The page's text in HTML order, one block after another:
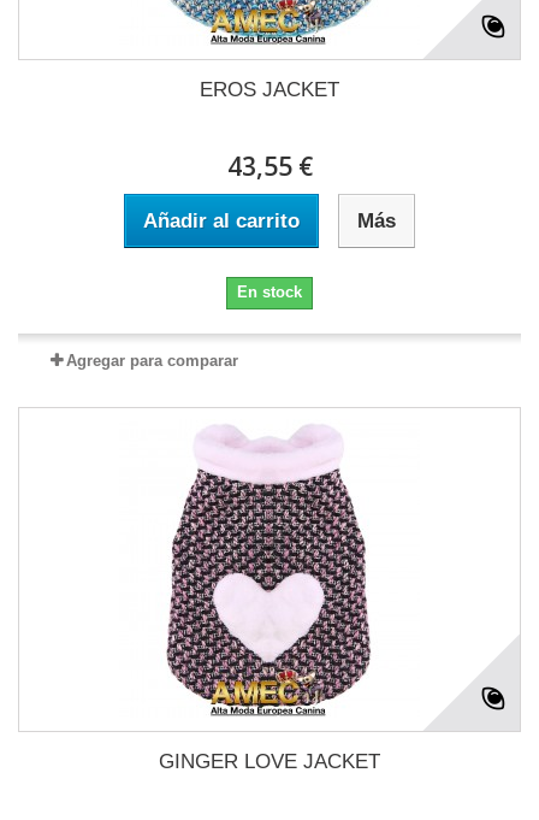
EROS JACKET
43,55 €
Añadir al carrito Más
En stock
Agregar para comparar
GINGER LOVE JACKET